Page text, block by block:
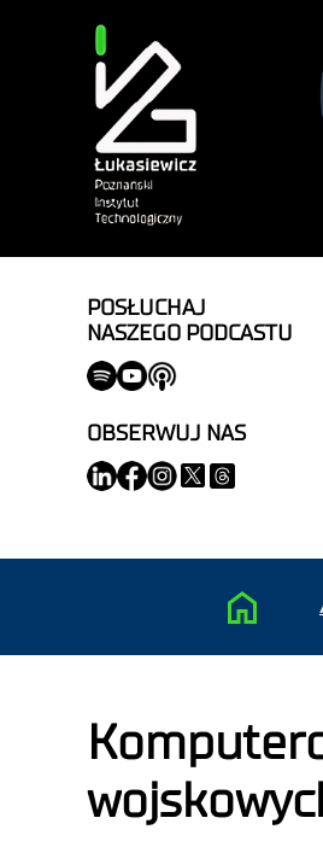
POSŁUCHAJ
NASZEGO PODCASTU
OBSERWUJ NAS